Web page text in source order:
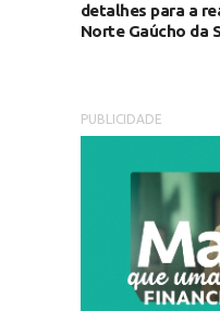
detalhes para a
Norte Gaúcho da
PUBLICIDADE